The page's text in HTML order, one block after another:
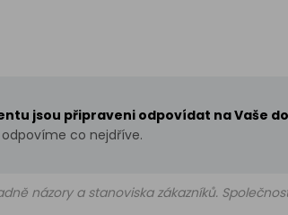
jsou připraveni odpovídat na Vaše
co nejdříve.
názory a stanoviska zákazníků.